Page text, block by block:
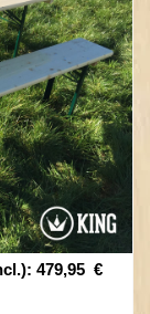
: 479,95 €